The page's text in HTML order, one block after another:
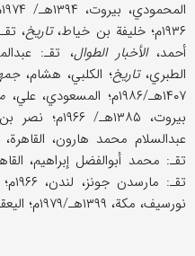
۱۹۳۶م؛ خلیفة بن خیاط،
تاریخ
أحمد،الأخبار الطوال
الطبري،تاریخ؛ الکلبي، هشام،
۱۴۰۷هـ/۱۹۸۶م؛ المسعودي، علي،
بیروت، ۱۳۸۵هـ/ ۱۹۶۶م؛ نصر بن مزاحم المنقري،
عبدالسلام محمد هارون، القاهرة، ۱۳۸۲هـ؛ النویري، أحمد،
تقـ: محمد أبوالفضل إبراهیم، القاهرة، ۱۹۷۵م؛ الواقدي،
تقـ: مارسدن جونز، لندن، ۱۹۶۶م؛
نورسیف، مکة، ۱۳۹۹هـ/۱۹۷۹م؛ الیعقوبي، أحمد،